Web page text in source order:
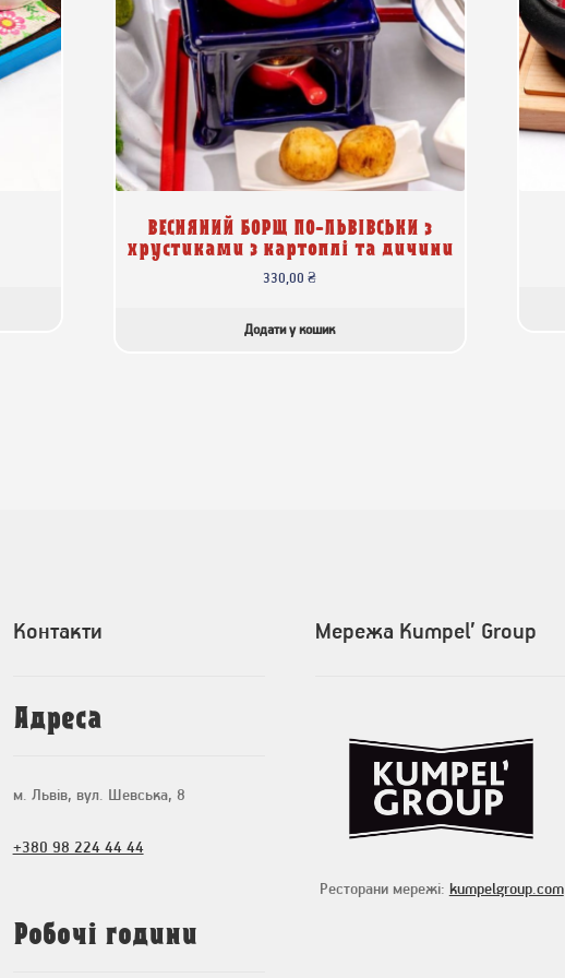
ВЕСНЯНИЙ БОРЩ ПО-ЛЬВІВСЬКИ з
хрустиками з картоплі та дичини
330,00₴
Додати у кошик
Контакти
Адреса
м. Львів, вул. Шевська, 8
+380 98 224 44 44
Робочі години
Мережа Kumpel’ Group
Ресторани мережі: kumpelgroup.com